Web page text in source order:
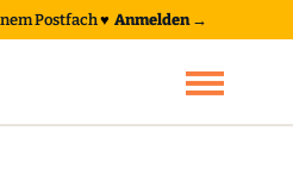
Postfach♥ Anmelden →